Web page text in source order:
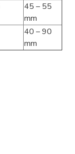
45 – 55
mm
40 – 90
mm